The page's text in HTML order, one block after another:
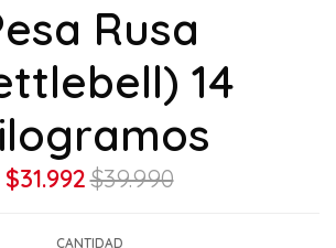
Rusa
14
$31.992$39.990
CANTIDAD